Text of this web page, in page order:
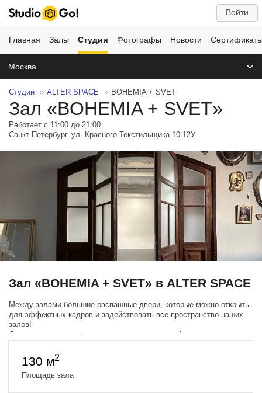
Войти
Главная Залы Студии Фотографы Новости
Москва
Студии ALTER SPACE BOHEMIA + SVET
Зал «BOHEMIA + SVET»
Работает с 11:00 до 21:00
Санкт-Петербург, ул. Красного Текстильщика 10-12У
Зал «BOHEMIA + SVET» в ALTER SPACE
Между залами большие распашные двери, которые можно открыть
для эффектных кадров и задействовать всё пространство наших
залов!
Для этого можно забронировать сразу два зала!
130 м2
Площадь зала